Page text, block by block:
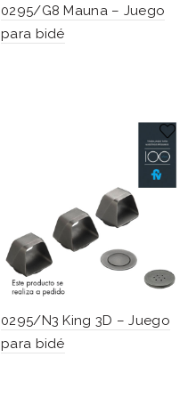
0295/G8 Mauna – Juego
para bidé
0295/N3 King 3D – Juego
para bidé